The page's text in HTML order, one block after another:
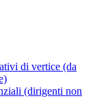
di vertice (da
(dirigenti non